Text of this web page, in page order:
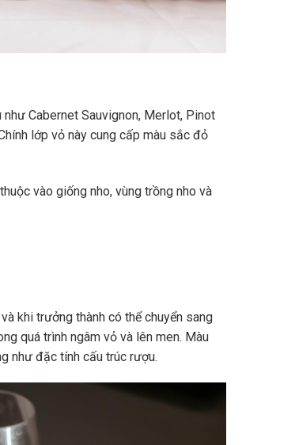
Cabernet Sauvignon, Merlot, Pinot
lớp vỏ này cung cấp màu sắc đỏ
vào giống nho, vùng trồng nho và
khi trưởng thành có thể chuyển sang
quá trình ngâm vỏ và lên men. Màu
như đặc tính cấu trúc rượu.